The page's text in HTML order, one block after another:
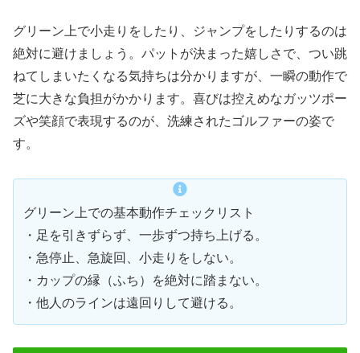
グリーン上で小走りをしたり、ジャンプをしたりするのは
絶対に避けましょう。パットが決まった嬉しさで、つい跳
ねてしまいたくなる気持ちは分かりますが、一瞬の動作で
芝に大きな負担がかかります。喜びは控えめなガッツポー
ズや笑顔で表現するのが、洗練されたゴルファーの姿で
す。
グリーン上での基本動作チェックリスト
・足を引きずらず、一歩ずつ持ち上げる。
・急停止、急旋回、小走りをしない。
・カップの縁（ふち）を絶対に踏まない。
・他人のラインは遠回りして避ける。